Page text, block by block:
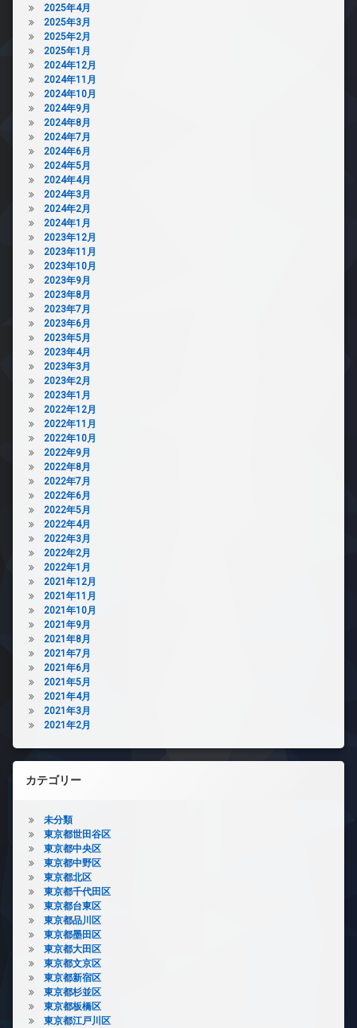
2025年4月
2025年3月
2025年2月
2025年1月
2024年12月
2024年11月
2024年10月
2024年9月
2024年8月
2024年7月
2024年6月
2024年5月
2024年4月
2024年3月
2024年2月
2024年1月
2023年12月
2023年11月
2023年10月
2023年9月
2023年8月
2023年7月
2023年6月
2023年5月
2023年4月
2023年3月
2023年2月
2023年1月
2022年12月
2022年11月
2022年10月
2022年9月
2022年8月
2022年7月
2022年6月
2022年5月
2022年4月
2022年3月
2022年2月
2022年1月
2021年12月
2021年11月
2021年10月
2021年9月
2021年8月
2021年7月
2021年6月
2021年5月
2021年4月
2021年3月
2021年2月
カテゴリー
未分類
東京都世田谷区
東京都中央区
東京都中野区
東京都北区
東京都千代田区
東京都台東区
東京都品川区
東京都墨田区
東京都大田区
東京都文京区
東京都新宿区
東京都杉並区
東京都板橋区
東京都江戸川区